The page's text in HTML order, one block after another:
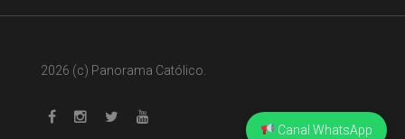
Canal WhatsApp
2026 (c) Panorama Católico.